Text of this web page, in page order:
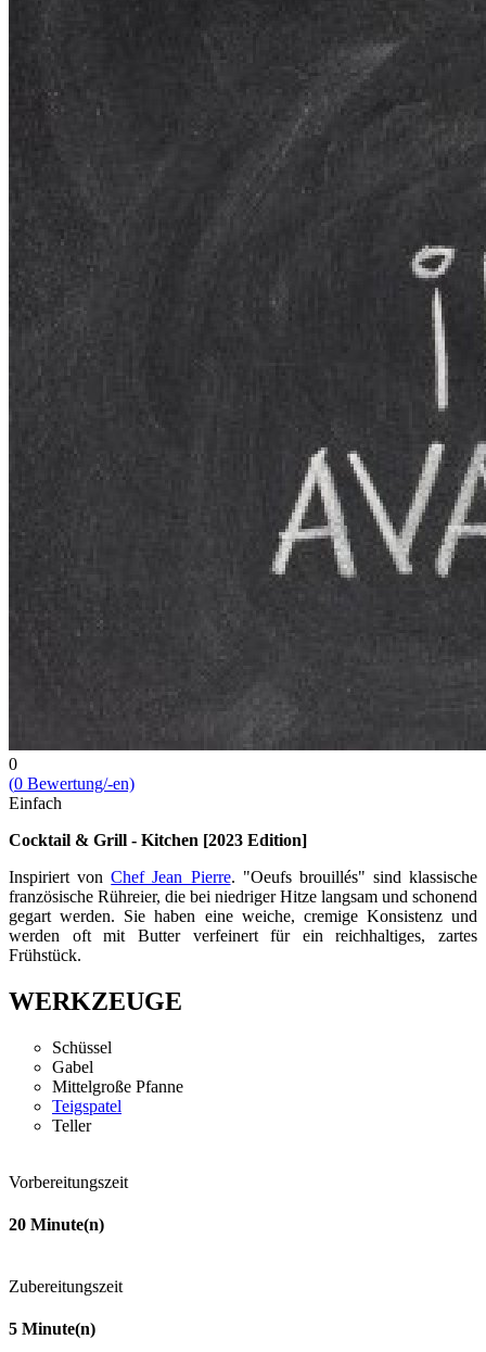
0
(0 Bewert­ung/-en)
Einfach
Cocktail & Grill - Kitchen [2023 Edition]
Inspiriert vonChef Jean Pierre. "Oeufs brouillés" sind klassische
französische Rühreier, die bei niedriger Hitze langsam und schonend
gegart werden. Sie haben eine weiche, cremige Konsistenz und
werden oft mit Butter verfeinert für ein reichhaltiges, zartes
Frühstück.
WERKZEUGE
Schüssel
Gabel
Mittelgroße Pfanne
Teigspatel
Teller
Vorbereitungszeit
20 Minute(n)
Zubereitungszeit
5 Minute(n)